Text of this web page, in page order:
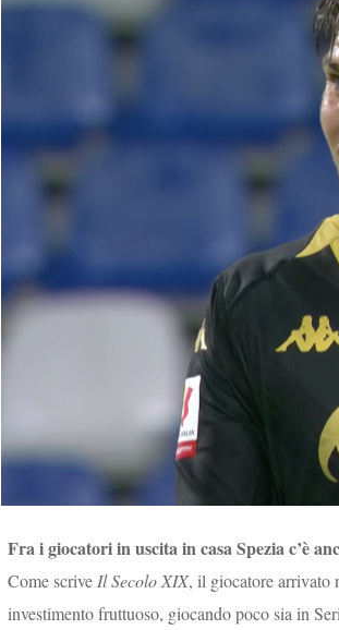
Fra i giocatori in uscita in casa Spezia c’è
Come scrive Il Secolo XIX, il giocatore arrivato
investimento fruttuoso, giocando poco sia in